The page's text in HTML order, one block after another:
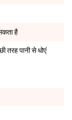
है
तरह पानी से धोएं